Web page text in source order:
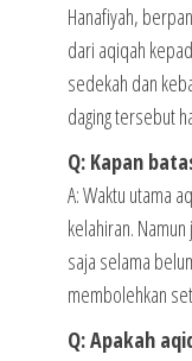
Hanafiyah,
dari aqiqah
sedekah dan
daging tersebut
Q: Kapan
A: Waktu utama
kelahiran.
saja selama
membolehkan
Q: Apakah